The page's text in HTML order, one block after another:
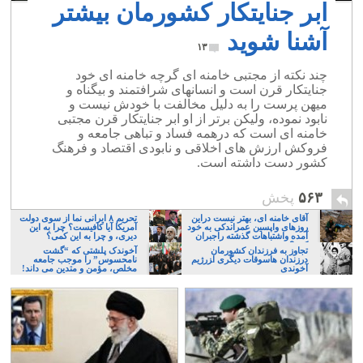
ابر جنایتکار کشورمان بیشتر
آشنا شوید
۱۳
چند نکته از مجتبی خامنه ای گرچه خامنه ای خود
جنایتکار قرن است و انسانهای شرافتمند و بیگناه و
میهن پرست را به دلیل مخالفت با خودش نیست و
نابود نموده، ولیکن برتر از او ابر جنایتکار قرن مجتبی
خامنه ای است که درهمه فساد و تباهی جامعه و
فروکش ارزش های اخلاقی و نابودی اقتصاد و فرهنگ
کشور دست داشته است.
۵۶۳ پخش
آقای خامنه ای، بهتر نیست دراین
روزهای واپسین عمراندکی به خود
آمده واشتباهات گذشته راجبران
کنید؟
تحریم ۸ ایرانی نما از سوی دولت
آمریکا آیا کافیست؟ چرا به این
دیری، و چرا به این کمی؟
تجاوز به فرزندان کشورمان
درزندان هاسوقات دیگری ا‍زرژیم
آخوندی
آخوندک پلشتی که “گشت
نامحسوس” را موجب جامعه
مخلص، مؤمن و متدین می داند!